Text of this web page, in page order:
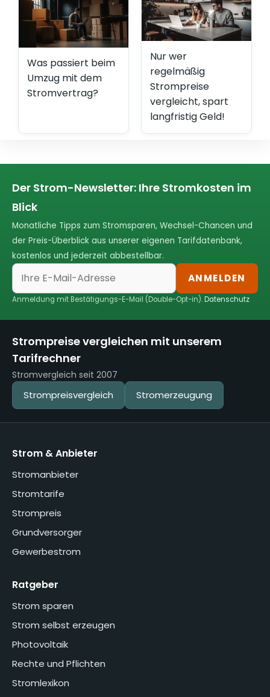
Was passiert beim
Umzug mit dem
Stromvertrag?
Nur wer
regelmäßig
Strompreise
vergleicht, spart
langfristig Geld!
Der Strom-Newsletter: Ihre Stromkosten im
Blick
Monatliche Tipps zum Stromsparen, Wechsel-Chancen und
der Preis-Überblick aus unserer eigenen Tarifdatenbank,
kostenlos und jederzeit abbestellbar.
ANMELDEN
Anmeldung mit Bestätigungs-E-Mail (Double-Opt-in).Datenschutz
Strompreise vergleichen mit unserem
Tarifrechner
Stromvergleich seit 2007
Strompreisvergleich Stromerzeugung
Strom & Anbieter
Stromanbieter
Stromtarife
Strompreis
Grundversorger
Gewerbestrom
Ratgeber
Strom sparen
Strom selbst erzeugen
Photovoltaik
Rechte und Pflichten
Stromlexikon